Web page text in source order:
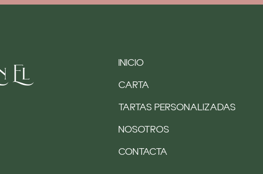
El
INICIO
CARTA
TARTAS PERSONALIZADAS
NOSOTROS
CONTACTA